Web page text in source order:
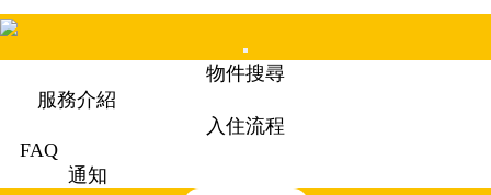
Mobile
Menu
物件搜尋
服務介紹
入住流程
FAQ
通知